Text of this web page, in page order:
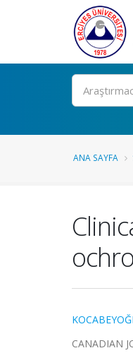
Ara
ANA SAYFA
CANADIAN